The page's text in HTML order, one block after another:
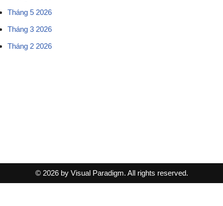
Tháng 5 2026
Tháng 3 2026
Tháng 2 2026
© 2026 by Visual Paradigm. All rights reserved.